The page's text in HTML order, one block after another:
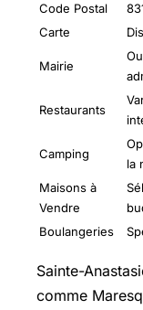
Code Postal
Carte
Mairie
Restaurants
Camping
la
Maisons à
Vendre
Boulangeries
Sainte-
comme